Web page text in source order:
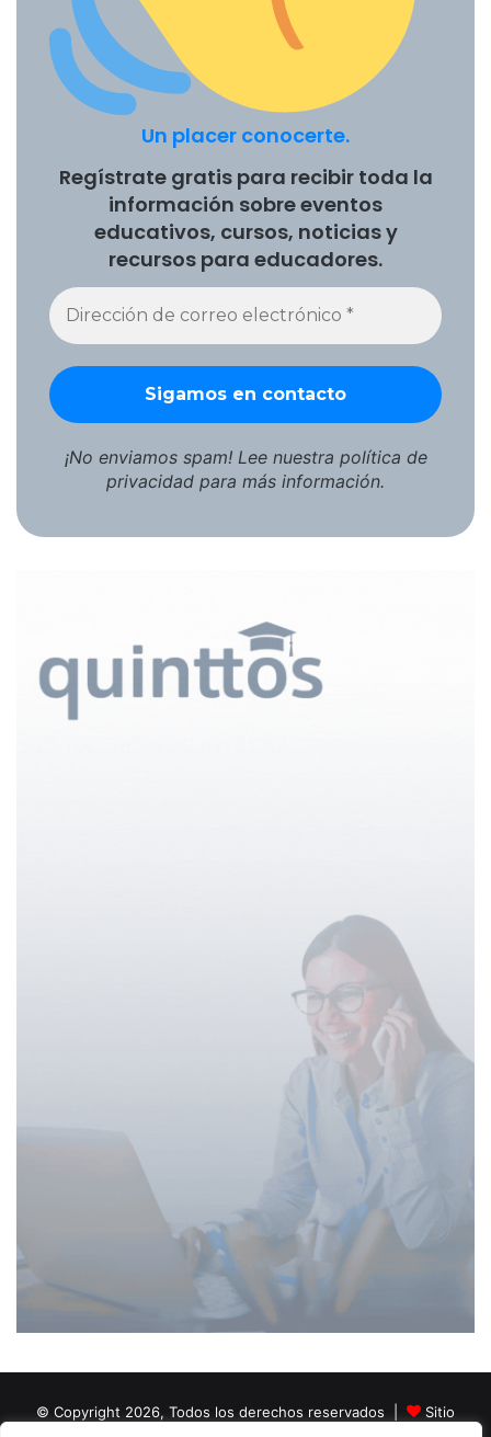
Un placer conocerte.
Regístrate gratis para recibir toda la
información sobre eventos
educativos, cursos, noticias y
recursos para educadores.
¡No enviamos spam! Lee nuestra política de
privacidad para más información.
© Copyright 2026, Todos los derechos reservados | Sitio